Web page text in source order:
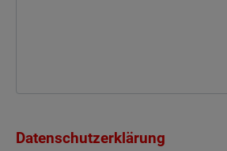
Datenschutzerklärung